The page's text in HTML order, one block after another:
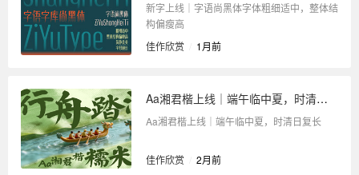
新字上线｜字语尚黑体字体粗细适中，整体结
构偏瘦高
佳作欣赏
1月前
Aa湘君楷上线｜端午临中夏，时清日复长
Aa湘君楷上线｜端午临中夏，时清日复长
佳作欣赏 2月前